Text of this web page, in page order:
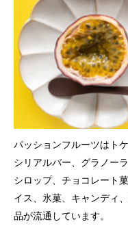
パッションフルーツはト
シリアルバー、グラノー
シロップ、チョコレート
イス、氷菓、キャンディ
品が流通しています。